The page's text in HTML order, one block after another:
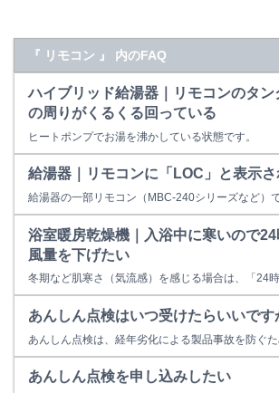
『 リモコン 』 内のFAQ
ハイブリッド給湯器｜リモコンのタン
の周りがくるくる回っている
ヒートポンプでお湯を沸かしている状態です。
給湯器｜リモコンに「LOC」と表示
浴室暖房乾燥機｜入浴中に寒いので
風量を下げたい
あんしん点検はいつ受けたらいいです
あんしん点検を申し込みしたい